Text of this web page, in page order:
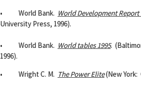
• World Bank. World Development Report
University Press, 1996).
• World Bank. World tables 1995.
1996).
• Wright C. M. The Power Elite(New York: